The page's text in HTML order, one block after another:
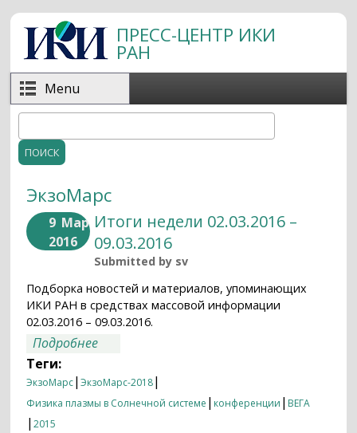
Перейти к основному содержанию
ПРЕСС-ЦЕНТР ИКИ
РАН
Menu
Форма поиска
ЭкзоМарс
9 Мар
2016
Итоги недели 02.03.2016 –
09.03.2016
Submitted by sv
Подборка новостей и материалов, упоминающих
ИКИ РАН в средствах массовой информации
02.03.2016 – 09.03.2016.
Подробнее
Теги:
ЭкзоМарс|ЭкзоМарс-2018|
Физика плазмы в Солнечной системе | конференции | ВЕГА
|2015